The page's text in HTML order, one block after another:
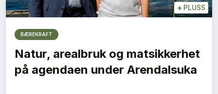
+ PLUSS
BÆREKRAFT
Natur, arealbruk og matsikkerhet
på agendaen under Arendalsuka